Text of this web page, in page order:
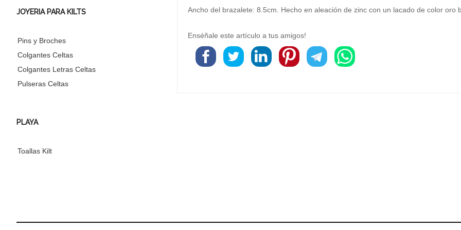
Ancho del brazalete: 8.5cm. Hecho en aleación de zinc con un lacado de color oro
Enséñale este artículo a tus amigos!
JOYERIA PARA KILTS
Pins y Broches
Colgantes Celtas
Colgantes Letras Celtas
Pulseras Celtas
PLAYA
Toallas Kilt